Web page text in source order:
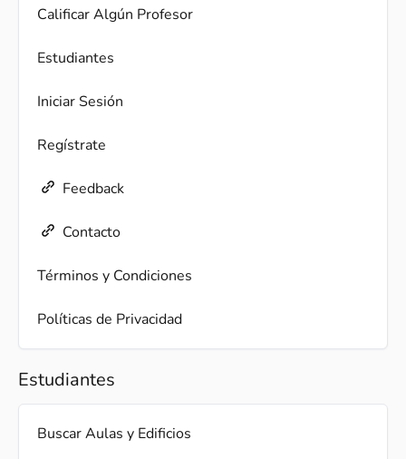
Calificar Algún Profesor
Estudiantes
Iniciar Sesión
Regístrate
Feedback
Contacto
Términos y Condiciones
Políticas de Privacidad
Estudiantes
Buscar Aulas y Edificios